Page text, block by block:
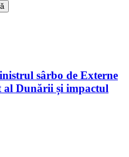
sârbo de Externe
al Dunării și impactul